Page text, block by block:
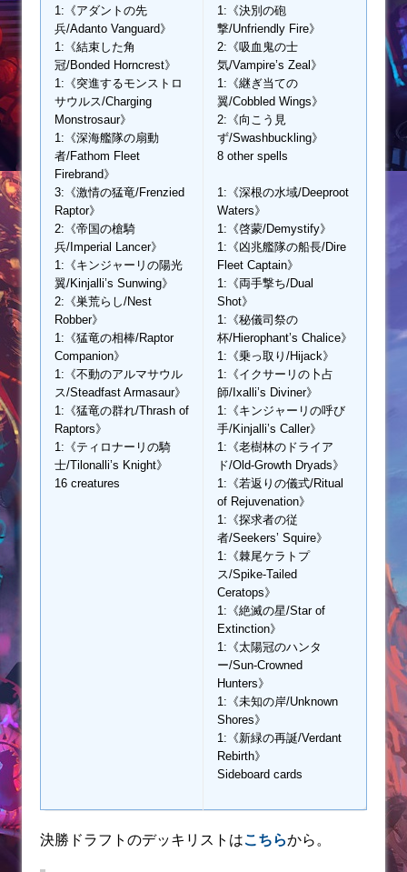
1:《アダントの先
兵/Adanto Vanguard》
1:《結束した角
冠/Bonded Horncrest》
1:《突進するモンストロ
サウルス/Charging
Monstrosaur》
1:《深海艦隊の扇動
者/Fathom Fleet
Firebrand》
3:《激情の猛竜/Frenzied
Raptor》
2:《帝国の槍騎
兵/Imperial Lancer》
1:《キンジャーリの陽光
翼/Kinjalli’s Sunwing》
2:《巣荒らし/Nest
Robber》
1:《猛竜の相棒/Raptor
Companion》
1:《不動のアルマサウル
ス/Steadfast Armasaur》
1:《猛竜の群れ/Thrash of
Raptors》
1:《ティロナーリの騎
士/Tilonalli’s Knight》
16 creatures
1:《決別の砲
撃/Unfriendly Fire》
2:《吸血鬼の士
気/Vampire’s Zeal》
1:《継ぎ当ての
翼/Cobbled Wings》
2:《向こう見
ず/Swashbuckling》
8 other spells
1:《深根の水域/Deeproot
Waters》
1:《啓蒙/Demystify》
1:《凶兆艦隊の船長/Dire
Fleet Captain》
1:《両手撃ち/Dual
Shot》
1:《秘儀司祭の
杯/Hierophant’s Chalice》
1:《乗っ取り/Hijack》
1:《イクサーリの卜占
師/Ixalli’s Diviner》
1:《キンジャーリの呼び
手/Kinjalli’s Caller》
1:《老樹林のドライア
ド/Old-Growth Dryads》
1:《若返りの儀式/Ritual
of Rejuvenation》
1:《探求者の従
者/Seekers’ Squire》
1:《棘尾ケラトプ
ス/Spike-Tailed
Ceratops》
1:《絶滅の星/Star of
Extinction》
1:《太陽冠のハンタ
ー/Sun-Crowned
Hunters》
1:《未知の岸/Unknown
Shores》
1:《新緑の再誕/Verdant
Rebirth》
Sideboard cards
決勝ドラフトのデッキリストはこちらから。